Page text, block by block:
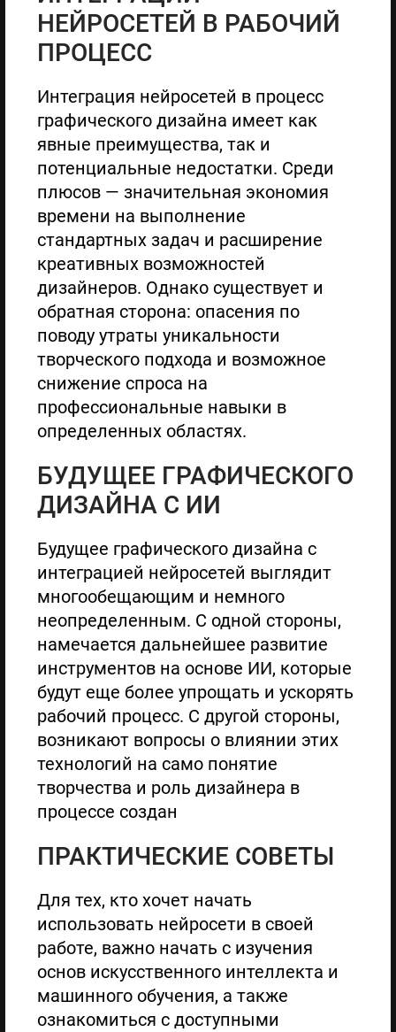
НЕЙРОСЕТЕЙ В РАБОЧИЙ
ПРОЦЕСС
Интеграция нейросетей в процесс
графического дизайна имеет как
явные преимущества, так и
потенциальные недостатки. Среди
плюсов — значительная экономия
времени на выполнение
стандартных задач и расширение
креативных возможностей
дизайнеров. Однако существует и
обратная сторона: опасения по
поводу утраты уникальности
творческого подхода и возможное
снижение спроса на
профессиональные навыки в
определенных областях.
БУДУЩЕЕ ГРАФИЧЕСКОГО
ДИЗАЙНА С ИИ
Будущее графического дизайна с
интеграцией нейросетей выглядит
многообещающим и немного
неопределенным. С одной стороны,
намечается дальнейшее развитие
инструментов на основе ИИ, которые
будут еще более упрощать и ускорять
рабочий процесс. С другой стороны,
возникают вопросы о влиянии этих
технологий на само понятие
творчества и роль дизайнера в
процессе создан
ПРАКТИЧЕСКИЕ СОВЕТЫ
Для тех, кто хочет начать
использовать нейросети в своей
работе, важно начать с изучения
основ искусственного интеллекта и
машинного обучения, а также
ознакомиться с доступными